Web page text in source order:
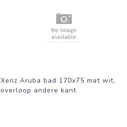
Xenz Aruba bad 170x75 mat wit,
overloop andere kant